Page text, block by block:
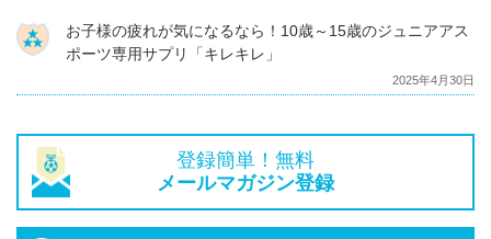
お子様の疲れが気になるなら！10歳～15歳のジュニアアス
ポーツ専用サプリ「キレキレ」
2025年4月30日
登録簡単！無料
メールマガジン登録